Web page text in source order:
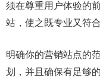
须在尊重用户体验的
站，使之既专业又符
明确你的营销站点的
划，并且确保有足够